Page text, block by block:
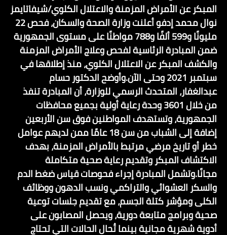
المبكر عن الأمراض المزمنة والاعتلال الكلوي/شيفاتايمز
نوال محمد إدفو أعلنت وزارة الصحة والسكان، فحص 22
مليونًا و599 ألفًا و788 مواطنًا على مستوى الجمهورية
ضمن المبادرة الرئاسية لفحص وعلاج الأمراض المزمنة
والكشف المبكر عن الاعتلال الكلوي، منذ إطلاقها في
سبتمبر 2021 وحتى الآن.وأوضح الدكتور حسام
عبدالغفار، المتحدث الرسمي للوزارة، أن المبادرة تنفذ
من خلال 3601 وحدة رعاية أولية بجميع محافظات
الجمهورية، وتستهدف المواطنين فوق سن الأربعين
إضافة إلى الشباب من سن 18 عامًا ممن لديهم عوامل
خطر أو تاريخ مرضي مرتبط بالأمراض المزمنة، بهدف
الاكتشاف المبكر وتقديم رعاية صحية متكاملة
مجانًا.وتشمل المبادرة إجراء فحوصات قياس ضغط الدم
والسكر العشوائي والتراكمي ونسب الدهون ووظائف
الكلى ومؤشر كتلة الجسم، مع تقديم جلسات توعية
صحية وبرامج متابعة دورية، ويحصل المصابون على
أدوية شهرية مجانية بينما تُحال الحالات التي تحتاج